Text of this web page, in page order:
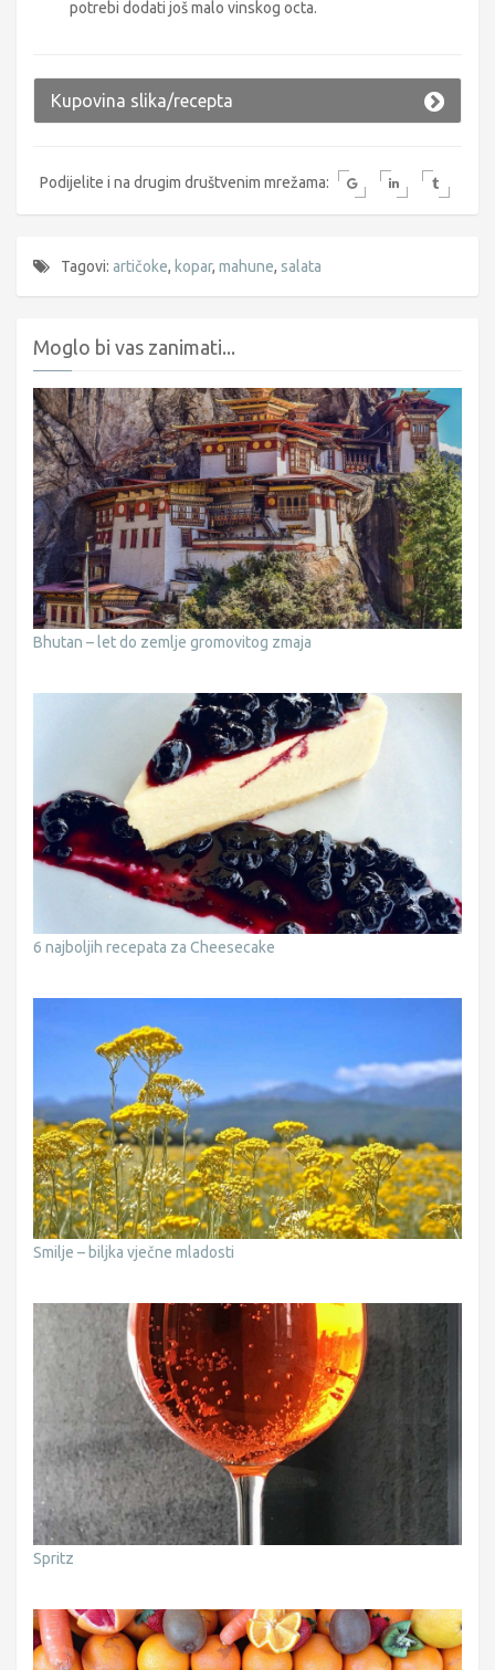
potrebi dodati još malo vinskog octa.
Kupovina slika/recepta
Podijelite i na drugim društvenim mrežama:
Tagovi: artičoke, kopar, mahune, salata
Moglo bi vas zanimati...
Bhutan – let do zemlje gromovitog zmaja
6 najboljih recepata za Cheesecake
Smilje – biljka vječne mladosti
Spritz